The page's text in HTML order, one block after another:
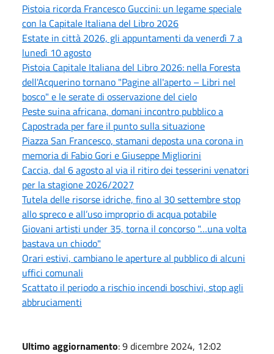
Pistoia ricorda Francesco Guccini: un legame speciale
con la Capitale Italiana del Libro 2026
Estate in città 2026, gli appuntamenti da venerdì 7 a
lunedì 10 agosto
Pistoia Capitale Italiana del Libro 2026: nella Foresta
dell'Acquerino tornano "Pagine all'aperto – Libri nel
bosco" e le serate di osservazione del cielo
Peste suina africana, domani incontro pubblico a
Capostrada per fare il punto sulla situazione
Piazza San Francesco, stamani deposta una corona in
memoria di Fabio Gori e Giuseppe Migliorini
Caccia, dal 6 agosto al via il ritiro dei tesserini venatori
per la stagione 2026/2027
Tutela delle risorse idriche, fino al 30 settembre stop
allo spreco e all’uso improprio di acqua potabile
Giovani artisti under 35, torna il concorso "…una volta
bastava un chiodo"
Orari estivi, cambiano le aperture al pubblico di alcuni
uffici comunali
Scattato il periodo a rischio incendi boschivi, stop agli
abbruciamenti
Ultimo aggiornamento: 9 dicembre 2024, 12:02